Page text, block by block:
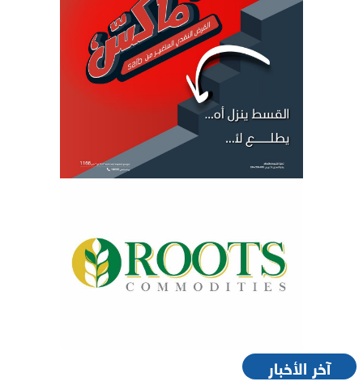
آخر الأخبار